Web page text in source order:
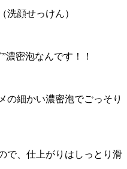
顔せっけん）
濃密泡なんです！！
の細かい濃密泡でごっそり
で、仕上がりはしっとり滑